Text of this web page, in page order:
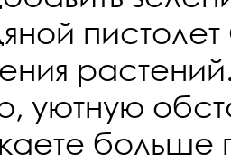
пистолет
уютную
больше